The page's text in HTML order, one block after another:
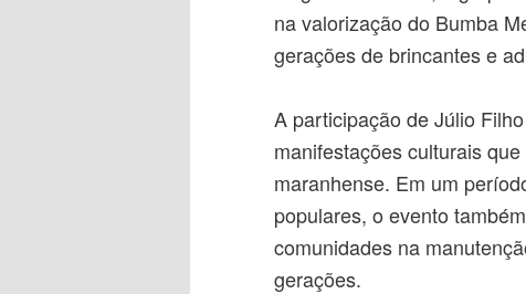
na valorização do Bumba
gerações de brincantes e
A participação de Júlio
manifestações culturais
maranhense. Em um
populares, o evento
comunidades na
gerações.